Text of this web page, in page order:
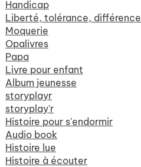
Handicap
Liberté, tolérance, différence
Moquerie
Opalivres
Papa
Livre pour enfant
Album jeunesse
storyplayr
storyplay'r
Histoire pour s'endormir
Audio book
Histoire lue
Histoire à écouter